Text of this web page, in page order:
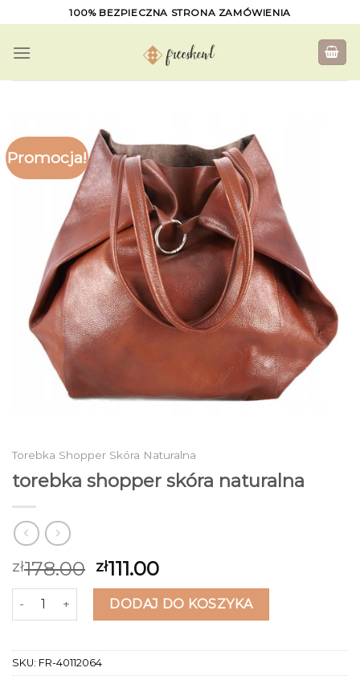
to
content
100% BEZPIECZNA STRONA ZAMÓWIENIA
Promocja!
Torebka Shopper Skóra Naturalna
torebka shopper skóra naturalna
zł178.00 zł111.00
ilość torebka shopper skóra naturalna
DODAJ DO KOSZYKA
SKU: FR-40112064